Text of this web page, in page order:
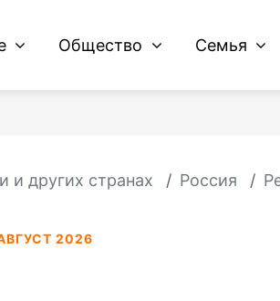
Общество Семья
и других странах Россия
2026